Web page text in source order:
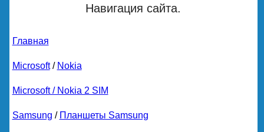
Навигация сайта.
Главная
Microsoft/ Nokia
Microsoft / Nokia 2 SIM
Samsung / Планшеты Samsung